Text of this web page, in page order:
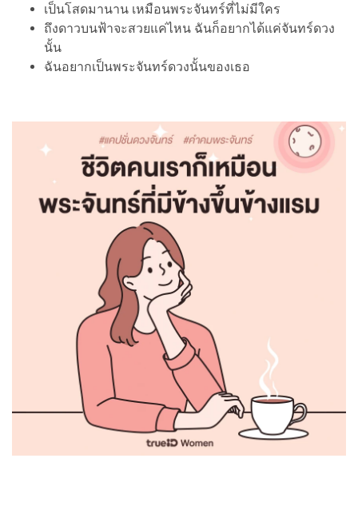
เป็นโสดมานาน เหมือนพระจันทร์ที่ไม่มีใคร
ถึงดาวบนฟ้าจะสวยแค่ไหน ฉันก็อยากได้แค่จันทร์ดวง
นั้น
ฉันอยากเป็นพระจันทร์ดวงนั้นของเธอ